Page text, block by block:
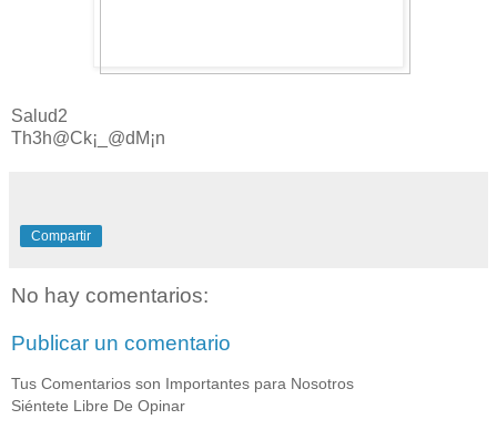
Salud2
Th3h@Ck¡_@dM¡n
Compartir
No hay comentarios:
Publicar un comentario
Tus Comentarios son Importantes para Nosotros
Siéntete Libre De Opinar